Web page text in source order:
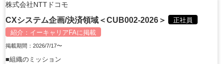
株式会社NTTドコモ
CXシステム企画/決済領域＜CUB002-2026＞
正社員
紹介： イーキャリアFAに掲載
掲載期間：2026/7/17〜
■組織のミッション